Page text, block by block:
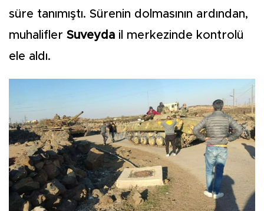
süre tanımıştı. Sürenin dolmasının ardından,
muhalifler Suveyda il merkezinde kontrolü
ele aldı.